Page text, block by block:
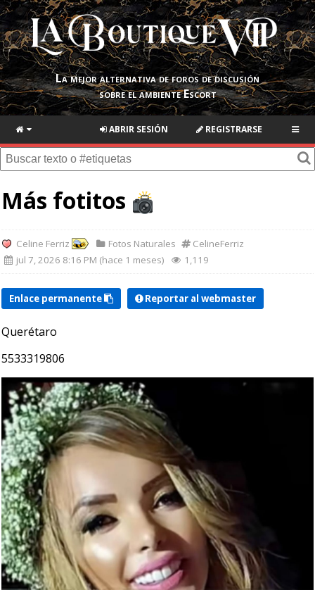
La mejor alternativa de foros de discusión
sobre el ambiente Escort
REGISTRARSE
ABRIR SESIÓN
Más fotitos
Celine Ferriz Fotos Naturales
CelineFerriz
jul 7, 2026 8:16 PM (hace 1 meses)
1,119
Enlace permanente Reportar al webmaster
Querétaro
5533319806